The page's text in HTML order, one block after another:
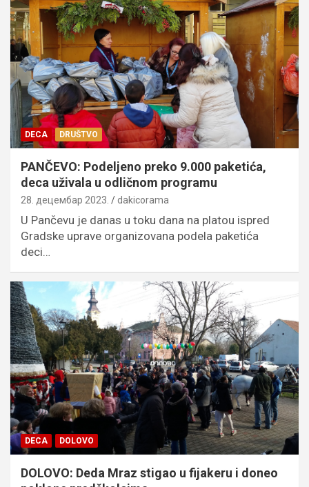
DECA DRUŠTVO
PANČEVO: Podeljeno preko 9.000 paketića,
deca uživala u odličnom programu
28. децембар 2023. dakicorama
U Pančevu je danas u toku dana na platou ispred
Gradske uprave organizovana podela paketića
deci…
DECA DOLOVO
DOLOVO: Deda Mraz stigao u fijakeru i doneo